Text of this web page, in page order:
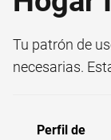
Tu patrón de
necesarias.
Perfil de